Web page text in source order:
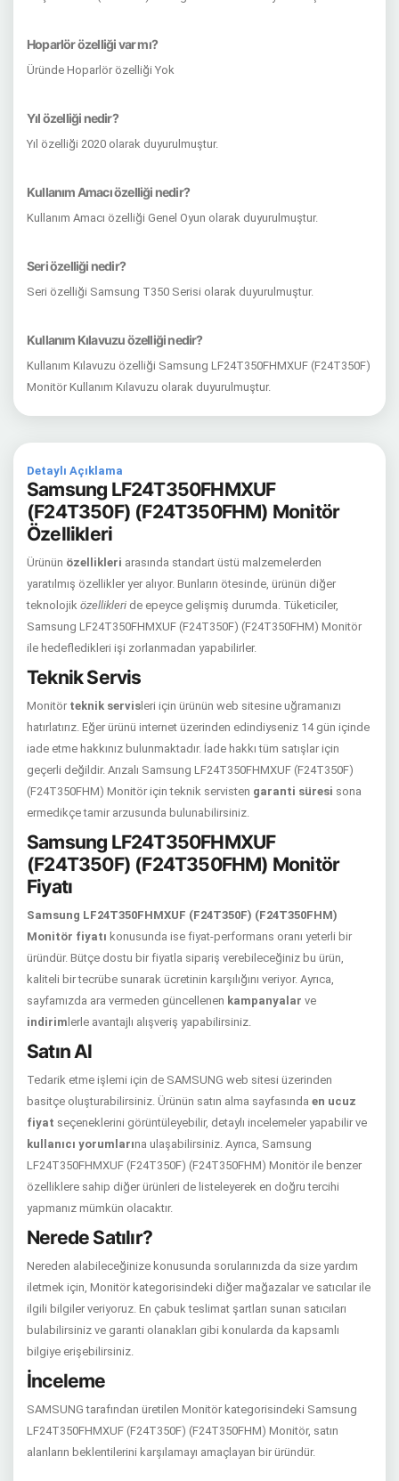
Hoparlör özelliği var mı?
Üründe Hoparlör özelliği Yok
Yıl özelliği nedir?
Yıl özelliği 2020 olarak duyurulmuştur.
Kullanım Amacı özelliği nedir?
Kullanım Amacı özelliği Genel Oyun olarak duyurulmuştur.
Seri özelliği nedir?
Seri özelliği Samsung T350 Serisi olarak duyurulmuştur.
Kullanım Kılavuzu özelliği nedir?
Kullanım Kılavuzu özelliği Samsung LF24T350FHMXUF (F24T350F)
Monitör Kullanım Kılavuzu olarak duyurulmuştur.
Detaylı Açıklama
Samsung LF24T350FHMXUF
(F24T350F) (F24T350FHM) Monitör
Özellikleri
Ürünün özellikleri arasında standart üstü malzemelerden
yaratılmış özellikler yer alıyor. Bunların ötesinde, ürünün diğer
teknolojik özellikleri de epeyce gelişmiş durumda. Tüketiciler,
Samsung LF24T350FHMXUF (F24T350F) (F24T350FHM) Monitör
ile hedefledikleri işi zorlanmadan yapabilirler.
Teknik Servis
Monitör teknik servis leri için ürünün web sitesine uğramanızı
hatırlatırız. Eğer ürünü internet üzerinden edindiyseniz 14 gün içinde
iade etme hakkınız bulunmaktadır. İade hakkı tüm satışlar için
geçerli değildir. Arızalı Samsung LF24T350FHMXUF (F24T350F)
(F24T350FHM) Monitör için teknik servisten garanti süresi sona
ermedikçe tamir arzusunda bulunabilirsiniz.
Samsung LF24T350FHMXUF
(F24T350F) (F24T350FHM) Monitör
Fiyatı
Samsung LF24T350FHMXUF (F24T350F) (F24T350FHM)
Monitör fiyatı konusunda ise fiyat-performans oranı yeterli bir
üründür. Bütçe dostu bir fiyatla sipariş verebileceğiniz bu ürün,
kaliteli bir tecrübe sunarak ücretinin karşılığını veriyor. Ayrıca,
sayfamızda ara vermeden güncellenen kampanyalar ve
indirim lerle avantajlı alışveriş yapabilirsiniz.
Satın Al
Tedarik etme işlemi için de SAMSUNG web sitesi üzerinden
basitçe oluşturabilirsiniz. Ürünün satın alma sayfasında en ucuz
fiyat seçeneklerini görüntüleyebilir, detaylı incelemeler yapabilir ve
kullanıcı yorumlarına ulaşabilirsiniz. Ayrıca, Samsung
LF24T350FHMXUF (F24T350F) (F24T350FHM) Monitör ile benzer
özelliklere sahip diğer ürünleri de listeleyerek en doğru tercihi
yapmanız mümkün olacaktır.
Nerede Satılır?
Nereden alabileceğinize konusunda sorularınızda da size yardım
iletmek için, Monitör kategorisindeki diğer mağazalar ve satıcılar ile
ilgili bilgiler veriyoruz. En çabuk teslimat şartları sunan satıcıları
bulabilirsiniz ve garanti olanakları gibi konularda da kapsamlı
bilgiye erişebilirsiniz.
İnceleme
SAMSUNG tarafından üretilen Monitör kategorisindeki Samsung
LF24T350FHMXUF (F24T350F) (F24T350FHM) Monitör, satın
alanların beklentilerini karşılamayı amaçlayan bir üründür.